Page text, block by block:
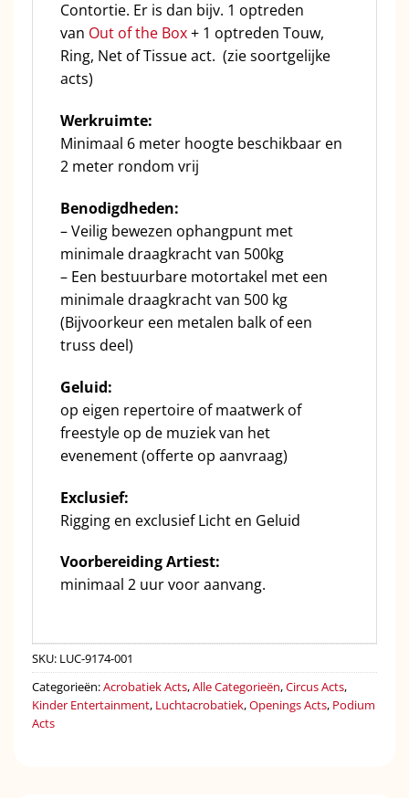
Contortie. Er is dan bijv. 1 optreden
van Out of the Box+ 1 optreden Touw,
Ring, Net of Tissue act. (zie soortgelijke
acts)
Werkruimte:
Minimaal 6 meter hoogte beschikbaar en
2 meter rondom vrij
Benodigdheden:
– Veilig bewezen ophangpunt met
minimale draagkracht van 500kg
– Een bestuurbare motortakel met een
minimale draagkracht van 500 kg
(Bijvoorkeur een metalen balk of een
truss deel)
Geluid:
op eigen repertoire of maatwerk of
freestyle op de muziek van het
evenement (offerte op aanvraag)
Exclusief:
Rigging en exclusief Licht en Geluid
Voorbereiding Artiest:
minimaal 2 uur voor aanvang.
SKU: LUC-9174-001
Categorieën:Acrobatiek Acts,Alle Categorieën,Circus Acts,
Kinder Entertainment, Luchtacrobatiek,Openings Acts, Podium
Acts